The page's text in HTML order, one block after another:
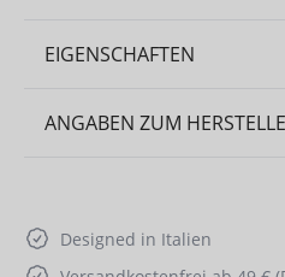
EIGENSCHAFTEN
ANGABEN ZUM
Designed in Italien